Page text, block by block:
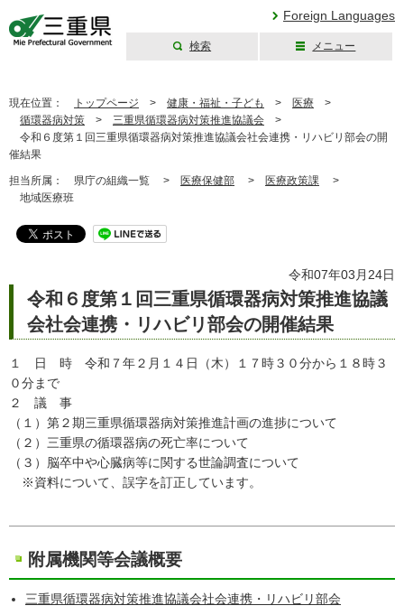
Foreign Languages
検索 メニュー
現在位置： トップページ > 健康・福祉・子ども > 医療 >
循環器病対策 > 三重県循環器病対策推進協議会 >
令和６度第１回三重県循環器病対策推進協議会社会連携・リハビリ部会の開
催結果
担当所属： 県庁の組織一覧 > 医療保健部 > 医療政策課 >
地域医療班
令和07年03月24日
令和６度第１回三重県循環器病対策推進協議
会社会連携・リハビリ部会の開催結果
１ 日 時 令和７年２月１４日（木）１７時３０分から１８時３
０分まで
２ 議 事
（１）第２期三重県循環器病対策推進計画の進捗について
（２）三重県の循環器病の死亡率について
（３）脳卒中や心臓病等に関する世論調査について
※資料について、誤字を訂正しています。
附属機関等会議概要
三重県循環器病対策推進協議会社会連携・リハビリ部会